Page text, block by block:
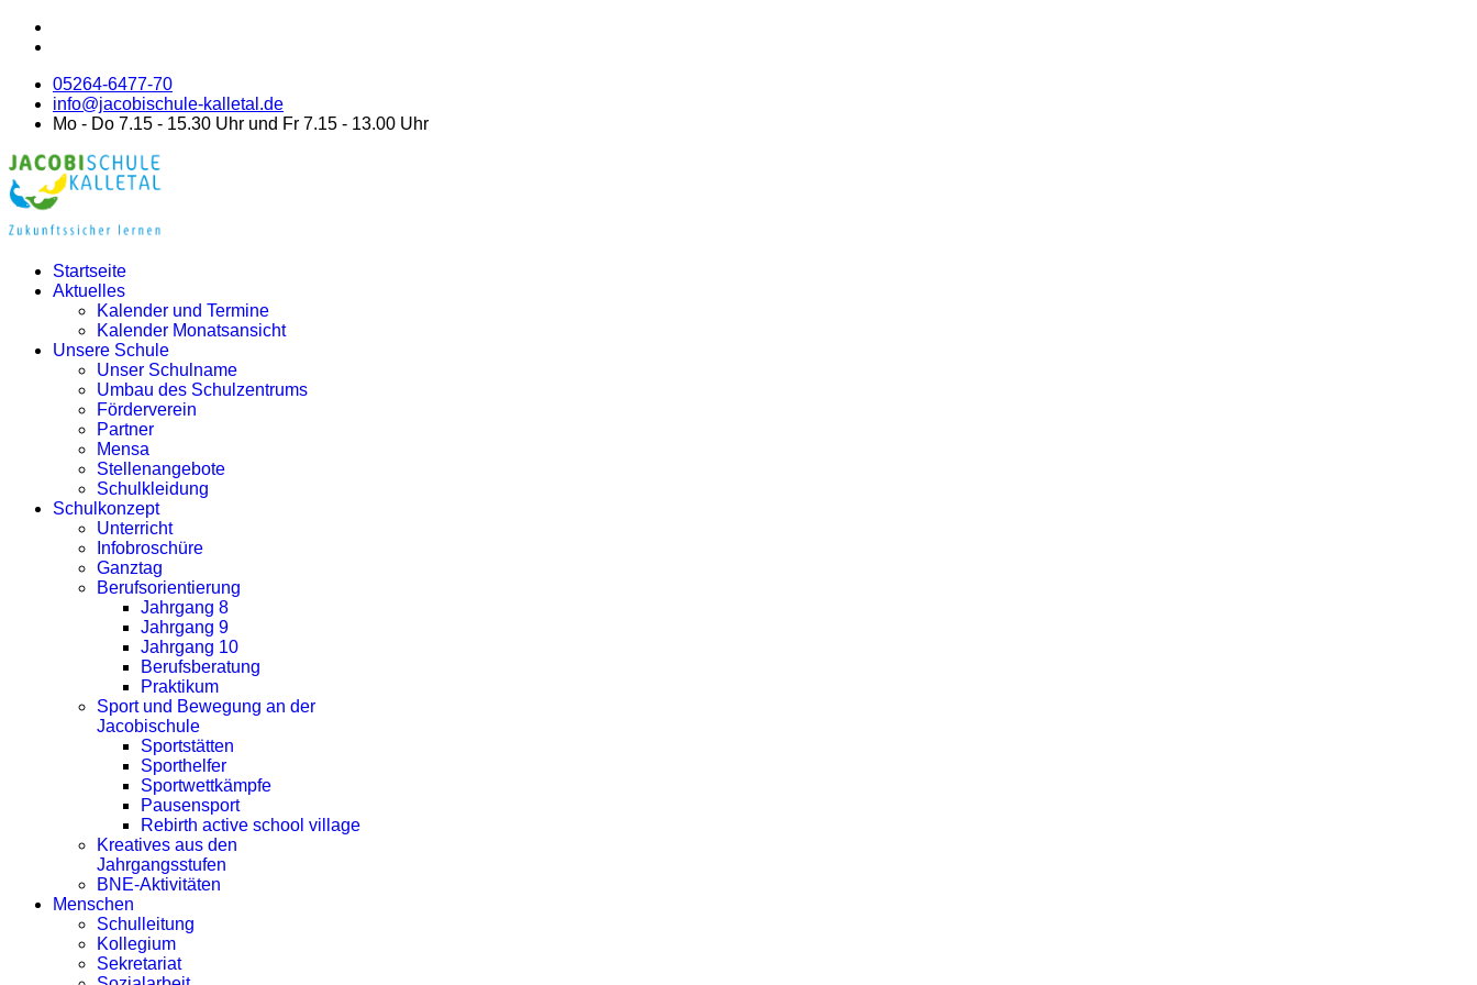
05264-6477-70
info@jacobischule-kalletal.de
Mo - Do 7.15 - 15.30 Uhr und Fr 7.15 - 13.00 Uhr
Startseite
Aktuelles
Kalender und Termine
Kalender Monatsansicht
Unsere Schule
Unser Schulname
Umbau des Schulzentrums
Förderverein
Partner
Mensa
Stellenangebote
Schulkleidung
Schulkonzept
Unterricht
Infobroschüre
Ganztag
Berufsorientierung
Jahrgang 8
Jahrgang 9
Jahrgang 10
Berufsberatung
Praktikum
Sport und Bewegung an der
Jacobischule
Sportstätten
Sporthelfer
Sportwettkämpfe
Pausensport
Rebirth active school village
Kreatives aus den
Jahrgangsstufen
BNE-Aktivitäten
Menschen
Schulleitung
Kollegium
Sekretariat